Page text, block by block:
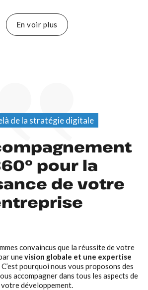
En voir plus
de la stratégie digitale
pour la
de votre
convaincus que la réussite de votre
unevision globale et une expertise
C’est pourquoi nous vous proposons des
accompagner dans tous les aspects de
votre développement.